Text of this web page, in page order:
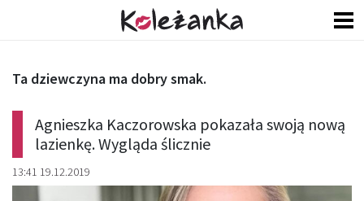
Agnieszka Kaczorowska pokazała swoją nową
lazienkę. Wygląda ślicznie
13:41 19.12.2019
Ta dziewczyna ma dobry smak.